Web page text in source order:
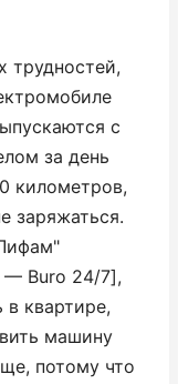
трудностей,
с
за день
километров,
заряжаться.
— Buro 24/7],
квартире,
машину
потому что